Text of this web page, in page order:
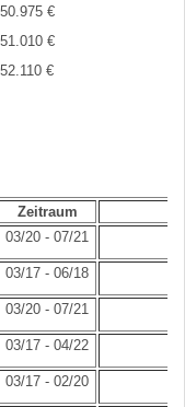
€
€
€
Zeitraum
03/20 - 07/21
03/17 - 06/18
03/20 - 07/21
03/17 - 04/22
03/17 - 02/20